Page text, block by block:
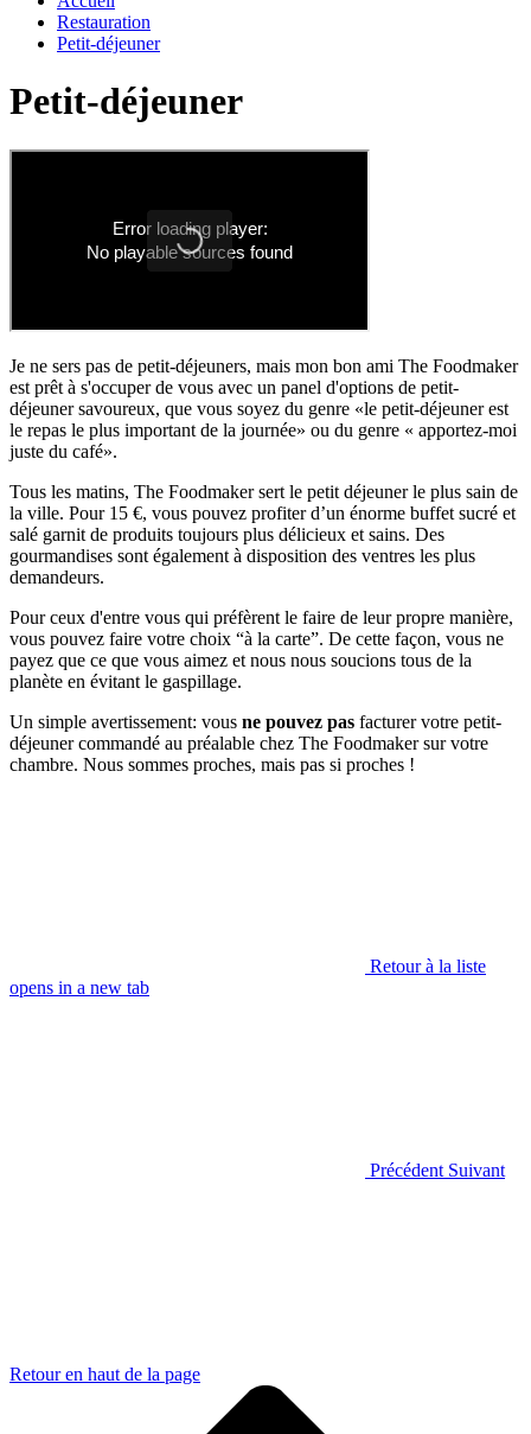
Restauration
Petit-déjeuner
Petit-déjeuner
Je ne sers pas de petit-déjeuners, mais mon bon ami The Foodmaker
est prêt à s'occuper de vous avec un panel d'options de petit-
déjeuner savoureux, que vous soyez du genre «le petit-déjeuner est
le repas le plus important de la journée» ou du genre « apportez-moi
juste du café».
Tous les matins, The Foodmaker sert le petit déjeuner le plus sain de
la ville. Pour 15 €, vous pouvez profiter d’un énorme buffet sucré et
salé garnit de produits toujours plus délicieux et sains. Des
gourmandises sont également à disposition des ventres les plus
demandeurs.
Pour ceux d'entre vous qui préfèrent le faire de leur propre manière,
vous pouvez faire votre choix “à la carte”. De cette façon, vous ne
payez que ce que vous aimez et nous nous soucions tous de la
planète en évitant le gaspillage.
Un simple avertissement: vous ne pouvez pas facturer votre petit-
déjeuner commandé au préalable chez The Foodmaker sur votre
chambre. Nous sommes proches, mais pas si proches !
Retour à la liste
opens in a new tab
Précédent Suivant
Retour en haut de la page